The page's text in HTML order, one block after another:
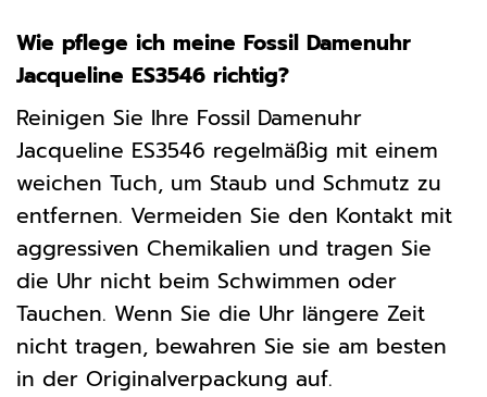
Wie pflege ich meine Fossil Damenuhr
Jacqueline ES3546 richtig?
Reinigen Sie Ihre Fossil Damenuhr
Jacqueline ES3546 regelmäßig mit einem
weichen Tuch, um Staub und Schmutz zu
entfernen. Vermeiden Sie den Kontakt mit
aggressiven Chemikalien und tragen Sie
die Uhr nicht beim Schwimmen oder
Tauchen. Wenn Sie die Uhr längere Zeit
nicht tragen, bewahren Sie sie am besten
in der Originalverpackung auf.